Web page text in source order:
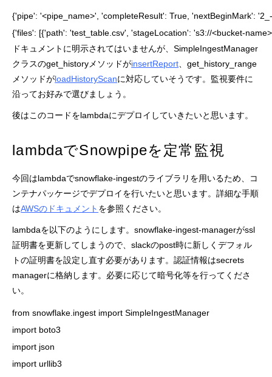
{'pipe': '<pipe_name>', 'completeResult': True, 'nextBeginMark':
{'files': [{'path': 'test_table.csv', 'stageLocation': 's3://<bucket-
ドキュメントに明示されてはいませんが、SimpleIngestManager
クラスのget_historyメソッドがinsertReport 、get_history_range
メソッドがloadHistoryScanに対応していそうです。監視要件に
沿ってお好みで選びましょう。
後はこのコードをlambdaにデプロイしていきたいと思います。
lambdaでSnowpipeを定常監視
今回はlambdaでsnowflake-ingestのライブラリを用いるため、コ
ンテナパッケージでデプロイを行いたいと思います。詳細な手順
はAWSのドキュメント を参照ください。
lambdaを以下のようにします。snowflake-ingest-managerがssl
証明書を更新してしまうので、slackのpost時に新しくデフォル
トの証明書を設定し直す必要があります。認証情報はsecrets
managerに格納します。必要に応じて暗号化等を行ってくださ
い。
from snowflake.ingest import SimpleIngestManager
import boto3
import json
import urllib3